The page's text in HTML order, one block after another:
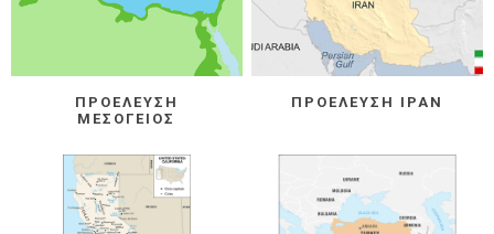
ΠΡΟΈΛΕΥΣΗ
ΜΕΣΌΓΕΙΟΣ
ΠΡΟΈΛΕΥΣΗ ΙΡΆΝ